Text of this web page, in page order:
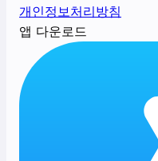
개인정보처리방침
앱 다운로드